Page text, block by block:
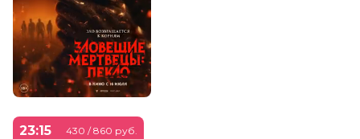
23:15
430 / 860 руб.